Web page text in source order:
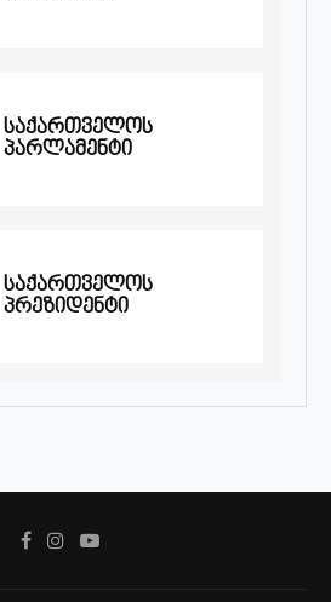
საქართველოს
პარლამენტი
საქართველოს
პრეზიდენტი